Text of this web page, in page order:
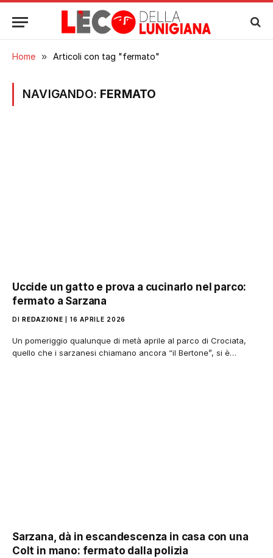
Home » Articoli con tag "fermato"
NAVIGANDO: FERMATO
Uccide un gatto e prova a cucinarlo nel parco:
fermato a Sarzana
DI REDAZIONE 16 APRILE 2026
Un pomeriggio qualunque di metà aprile al parco di Crociata,
quello che i sarzanesi chiamano ancora “il Bertone”, si è…
Sarzana, dà in escandescenza in casa con una
Colt in mano: fermato dalla polizia